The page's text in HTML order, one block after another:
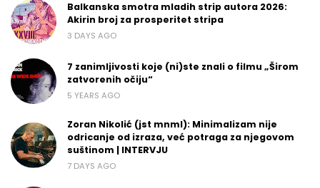
Balkanska smotra mladih strip autora 2026:
Akirin broj za prosperitet stripa
3 DAYS AGO
7 zanimljivosti koje (ni)ste znali o filmu „Širom
zatvorenih očiju“
5 YEARS AGO
Zoran Nikolić (jst mnml): Minimalizam nije
odricanje od izraza, već potraga za njegovom
suštinom | INTERVJU
7 DAYS AGO